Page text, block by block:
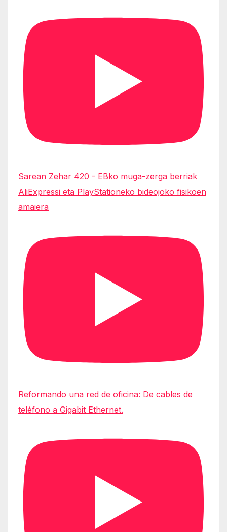
Sarean Zehar 420 - EBko muga-zerga berriak
AliExpressi eta PlayStationeko bideojoko fisikoen
amaiera
Reformando una red de oficina: De cables de
teléfono a Gigabit Ethernet.